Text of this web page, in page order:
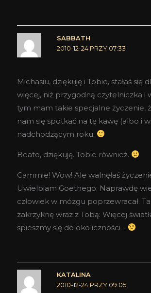
SABBATH
2010-12-24 PRZY 07:33
Michasiu, dziękuję i Tobie, stałaś się
więcej, niż przygodną czytelniczka i
tym mam takie specjalne życzenie,
nam się spotkać na tę kawę (albo i
nadchodzącym roku.
Beato, dziękuję. Tobie również.
Cammie! Wow! Ale walnęłaś
Uwielbiam Goethego. Naprawdę
człowiek w mózgu poprzewracał.
zakrzyknę wraz z Tobą: Więcej
spieszmy się do okoliczności…
KATALINA
2010-12-24 PRZY 09:05